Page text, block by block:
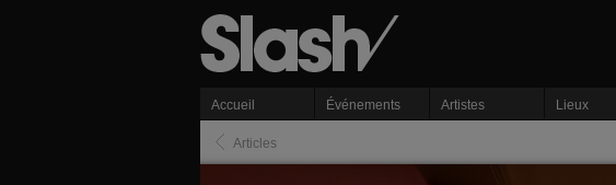
Accueil Événements Artistes Lieux
Articles